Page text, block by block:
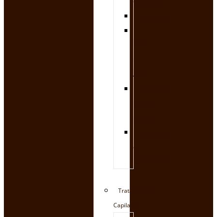
Corporais
Axilar
de
Tratamentos
Capilares